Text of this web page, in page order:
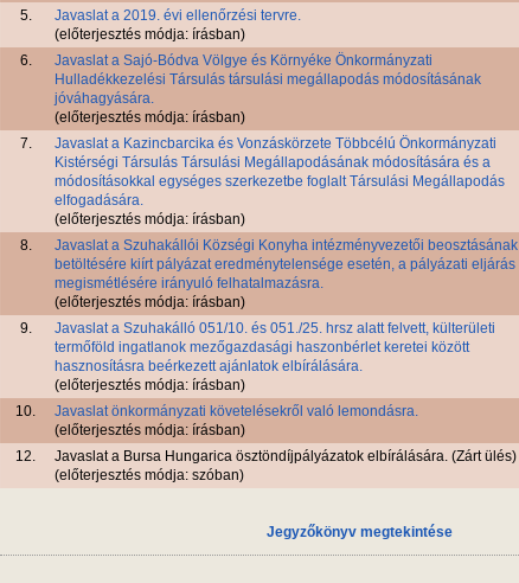
5.
Javaslat a 2019. évi ellenőrzési tervre.
(előterjesztés módja: írásban)
6.
Javaslat a Sajó-Bódva Völgye és Környéke Önkormányzati
Hulladékkezelési Társulás társulási megállapodás módosításának
jóváhagyására.
(előterjesztés módja: írásban)
7.
Javaslat a Kazincbarcika és Vonzáskörzete Többcélú Önkormányzati
Kistérségi Társulás Társulási Megállapodásának módosítására és a
módosításokkal egységes szerkezetbe foglalt Társulási Megállapodás
elfogadására.
(előterjesztés módja: írásban)
8.
Javaslat a Szuhakállói Községi Konyha intézményvezetői beosztásának
betöltésére kiírt pályázat eredménytelensége esetén, a pályázati eljárás
megismétlésére irányuló felhatalmazásra.
(előterjesztés módja: írásban)
9.
Javaslat a Szuhakálló 051/10. és 051./25. hrsz alatt felvett, külterületi
termőföld ingatlanok mezőgazdasági haszonbérlet keretei között
hasznosításra beérkezett ajánlatok elbírálására.
(előterjesztés módja: írásban)
10.
Javaslat önkormányzati követelésekről való lemondásra.
(előterjesztés módja: írásban)
12.
Javaslat a Bursa Hungarica ösztöndíjpályázatok elbírálására. (Zárt ülés)
(előterjesztés módja: szóban)
Jegyzőkönyv megtekintése